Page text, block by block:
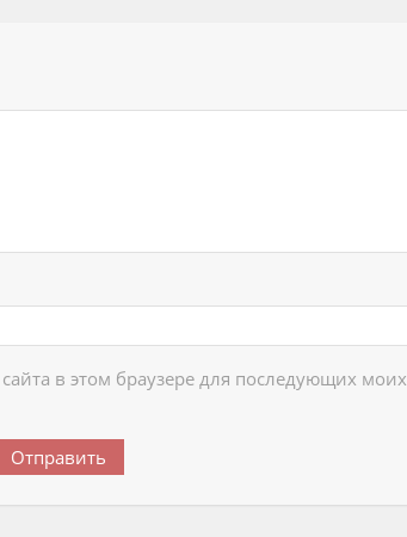
в этом браузере для последующих моих